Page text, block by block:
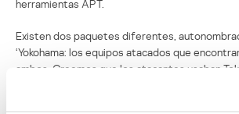
herramientas APT.
Existen dos paquetes diferentes,
‘Yokohama: los equipos atacados que
ambos. Creemos que los atacantes usaban
etapa de la infección, instalaban el
paquete Yokohama en los computadores de